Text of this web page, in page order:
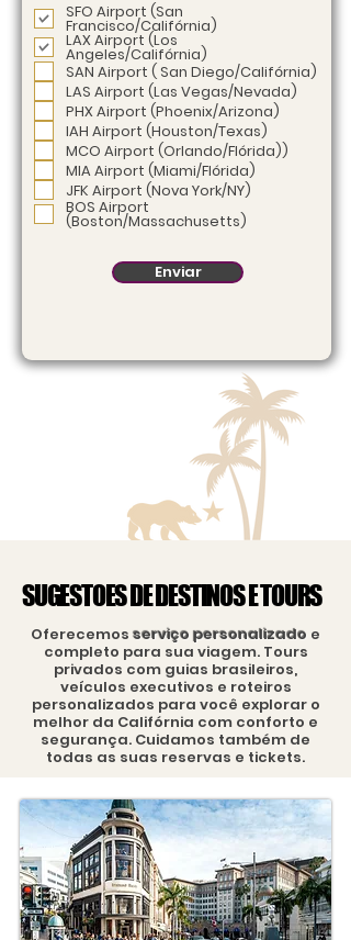
t
ó
r
i
SFO Airport (San
Francisco/Califórnia)
LAX Airport (Los
Angeles/Califórnia)
SAN Airport ( San Diego/Califórnia)
LAS Airport (Las Vegas/Nevada)
PHX Airport (Phoenix/Arizona)
IAH Airport (Houston/Texas)
MCO Airport (Orlando/Flórida))
MIA Airport (Miami/Flórida)
JFK Airport (Nova York/NY)
BOS Airport
(Boston/Massachusetts)
Enviar
SUGESTOES DE DESTINOS E TOURS
SUGESTOES DE DESTINOS E TOURS
Oferecemos serviço personalizado e
completo para sua viagem. Tours
privados com guias brasileiros,
veículos executivos e roteiros
personalizados para você explorar o
melhor da Califórnia com conforto e
segurança. Cuidamos também de
todas as suas reservas e tickets.